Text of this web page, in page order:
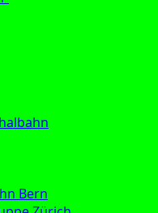
Bern